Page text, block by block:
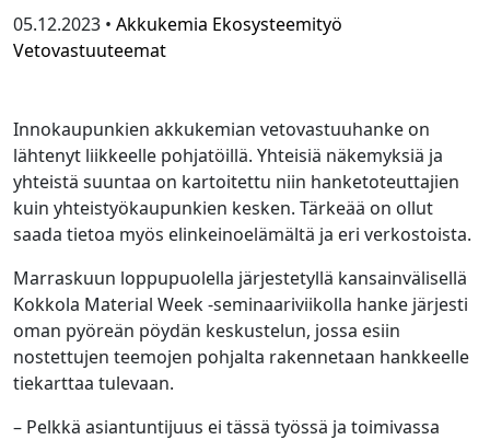
05.12.2023 • Akkukemia Ekosysteemityö
Vetovastuuteemat
Innokaupunkien akkukemian vetovastuuhanke on
lähtenyt liikkeelle pohjatöillä. Yhteisiä näkemyksiä ja
yhteistä suuntaa on kartoitettu niin hanketoteuttajien
kuin yhteistyökaupunkien kesken. Tärkeää on ollut
saada tietoa myös elinkeinoelämältä ja eri verkostoista.
Marraskuun loppupuolella järjestetyllä kansainvälisellä
Kokkola Material Week -seminaariviikolla hanke järjesti
oman pyöreän pöydän keskustelun, jossa esiin
nostettujen teemojen pohjalta rakennetaan hankkeelle
tiekarttaa tulevaan.
– Pelkkä asiantuntijuus ei tässä työssä ja toimivassa